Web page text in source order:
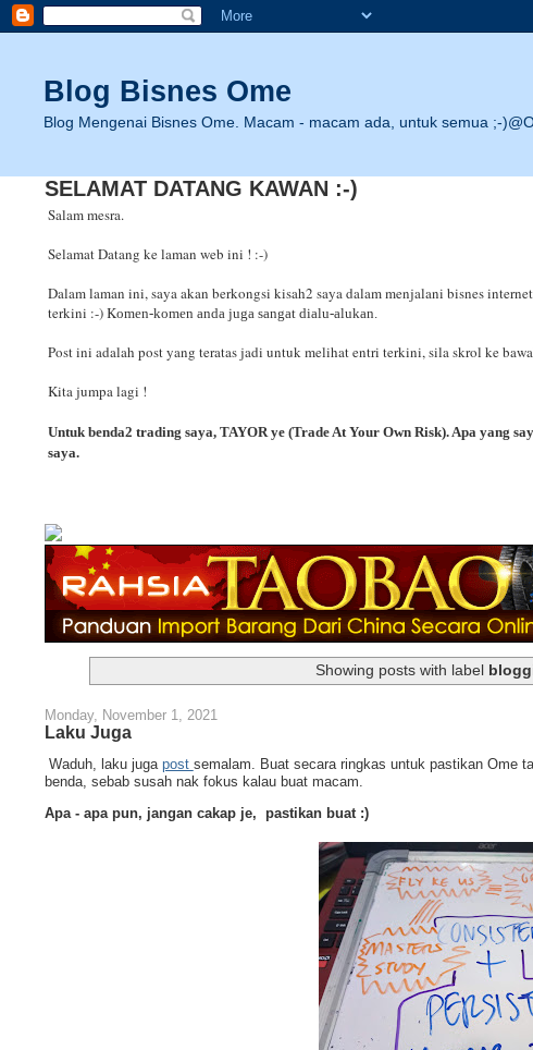
Blog Bisnes Ome
Blog Mengenai Bisnes Ome. Macam - macam ada, untuk semua ;-
SELAMAT DATANG KAWAN :-)
Salam mesra.
Selamat Datang ke laman web ini ! :-)
Dalam laman ini, saya akan berkongsi kisah2 saya dalam menjalani bisnes
terkini :-) Komen-komen anda juga sangat dialu-alukan.
Post ini adalah post yang teratas jadi untuk melihat entri terkini, sila skrol ke
Kita jumpa lagi !
Untuk benda2 trading saya, TAYOR ye (Trade At Your Own Risk). Apa yang
saya.
Showing posts with label
Monday, November 1, 2021
Laku Juga
Waduh, laku juga post semalam. Buat secara ringkas untuk pastikan Ome
benda, sebab susah nak fokus kalau buat macam.
Apa - apa pun, jangan cakap je, pastikan buat :)